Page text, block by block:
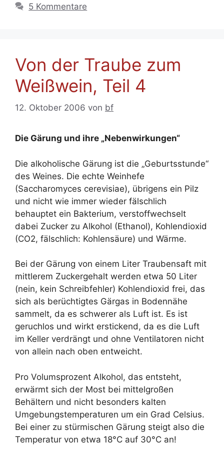
5 Kommentare
Von der Traube zum
Weißwein, Teil 4
12. Oktober 2006 von bf
Die Gärung und ihre „Nebenwirkungen“
Die alkoholische Gärung ist die „Geburtsstunde“
des Weines. Die echte Weinhefe
(Saccharomyces cerevisiae), übrigens ein Pilz
und nicht wie immer wieder fälschlich
behauptet ein Bakterium, verstoffwechselt
dabei Zucker zu Alkohol (Ethanol), Kohlendioxid
(CO2, fälschlich: Kohlensäure) und Wärme.
Bei der Gärung von einem Liter Traubensaft mit
mittlerem Zuckergehalt werden etwa 50 Liter
(nein, kein Schreibfehler) Kohlendioxid frei, das
sich als berüchtigtes Gärgas in Bodennähe
sammelt, da es schwerer als Luft ist. Es ist
geruchlos und wirkt erstickend, da es die Luft
im Keller verdrängt und ohne Ventilatoren nicht
von allein nach oben entweicht.
Pro Volumsprozent Alkohol, das entsteht,
erwärmt sich der Most bei mittelgroßen
Behältern und nicht besonders kalten
Umgebungstemperaturen um ein Grad Celsius.
Bei einer zu stürmischen Gärung steigt also die
Temperatur von etwa 18°C auf 30°C an!